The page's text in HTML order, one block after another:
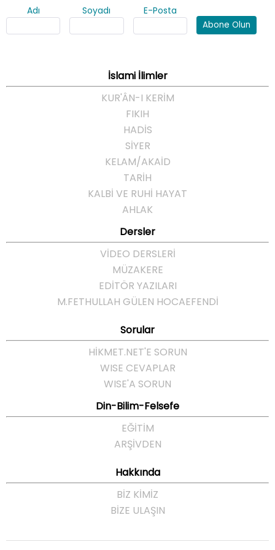
Adı Soyadı E-Posta
Abone Olun
İslami İlimler
KUR'ÂN-I KERİM
FIKIH
HADİS
SİYER
KELAM/AKAİD
TARİH
KALBİ VE RUHİ HAYAT
AHLAK
Dersler
VİDEO DERSLERİ
MÜZAKERE
EDİTÖR YAZILARI
M.FETHULLAH GÜLEN HOCAEFENDI
Sorular
HIKMET.NET'E SORUN
WISE CEVAPLAR
WISE'A SORUN
Din-Bilim-Felsefe
EĞITIM
ARŞIVDEN
Hakkında
BIZ KIMIZ
BIZE ULAŞIN